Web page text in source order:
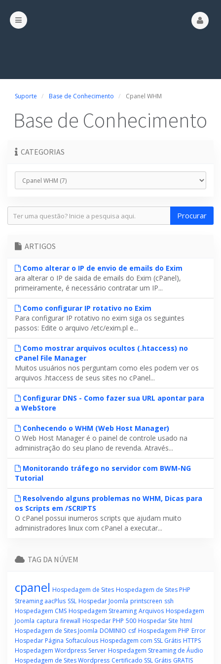
Suporte Base de Conhecimento Cpanel WHM
Base de Conhecimento
CATEGORIAS
ARTIGOS
Como alterar o IP de envio de emails do Exim
ara alterar o IP de saida de emails do Exim (cPanel),
primeiramente, é necessário contratar um IP...
Como configurar IP rotativo no Exim
Para configurar IP rotativo no exim siga os seguintes
passos: Edite o arquivo /etc/exim.pl e...
Como mostrar arquivos ocultos (.htaccess) no
cPanel File Manager
Muitos usuários nos perguntam como eles podem ver os
arquivos .htaccess de seus sites no cPanel...
Configurar DNS - Como fazer sua URL apontar para
a WebStore
Conhecendo o WHM (Web Host Manager)
O Web Host Manager é o painel de controle usado na
administração do seu plano de revenda. Através...
Monitorando tráfego no servidor com BWM-NG
Tutorial
Resolvendo alguns problemas no WHM, Dicas para
os Scripts em /SCRIPTS
O cPanel possui inumeros scripts que ajudam muito
administradores linux com cPanel a executar...
TAG DA NÚVEM
cpanel Hospedagem de Sites Hospedagem de Sites PHP
Streaming aacPlus SSL Hospedar Joomla printscreen ssh
Hospedagem CMS Hospedagem Streaming Arquivos Hospedagem
Joomla captura firewall Hospedar PHP 500 Hospedar Site html
Hospedagem de Sites Joomla DOMINIO csf Hospedagem PHP Error
Hospedar Página Softaculous Hospedagem com SSL Grátis HTTPS
Hospedagem Wordpress Server Hospedagem Streaming de Áudio
Hospedagem de Sites Wordpress Certificado SSL Grátis GRATIS